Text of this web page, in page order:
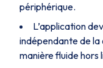
périphérique.
L’application
indépendante de la
manière fluide hors